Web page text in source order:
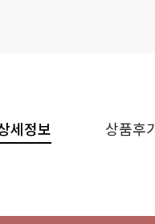
세정보 상품후기